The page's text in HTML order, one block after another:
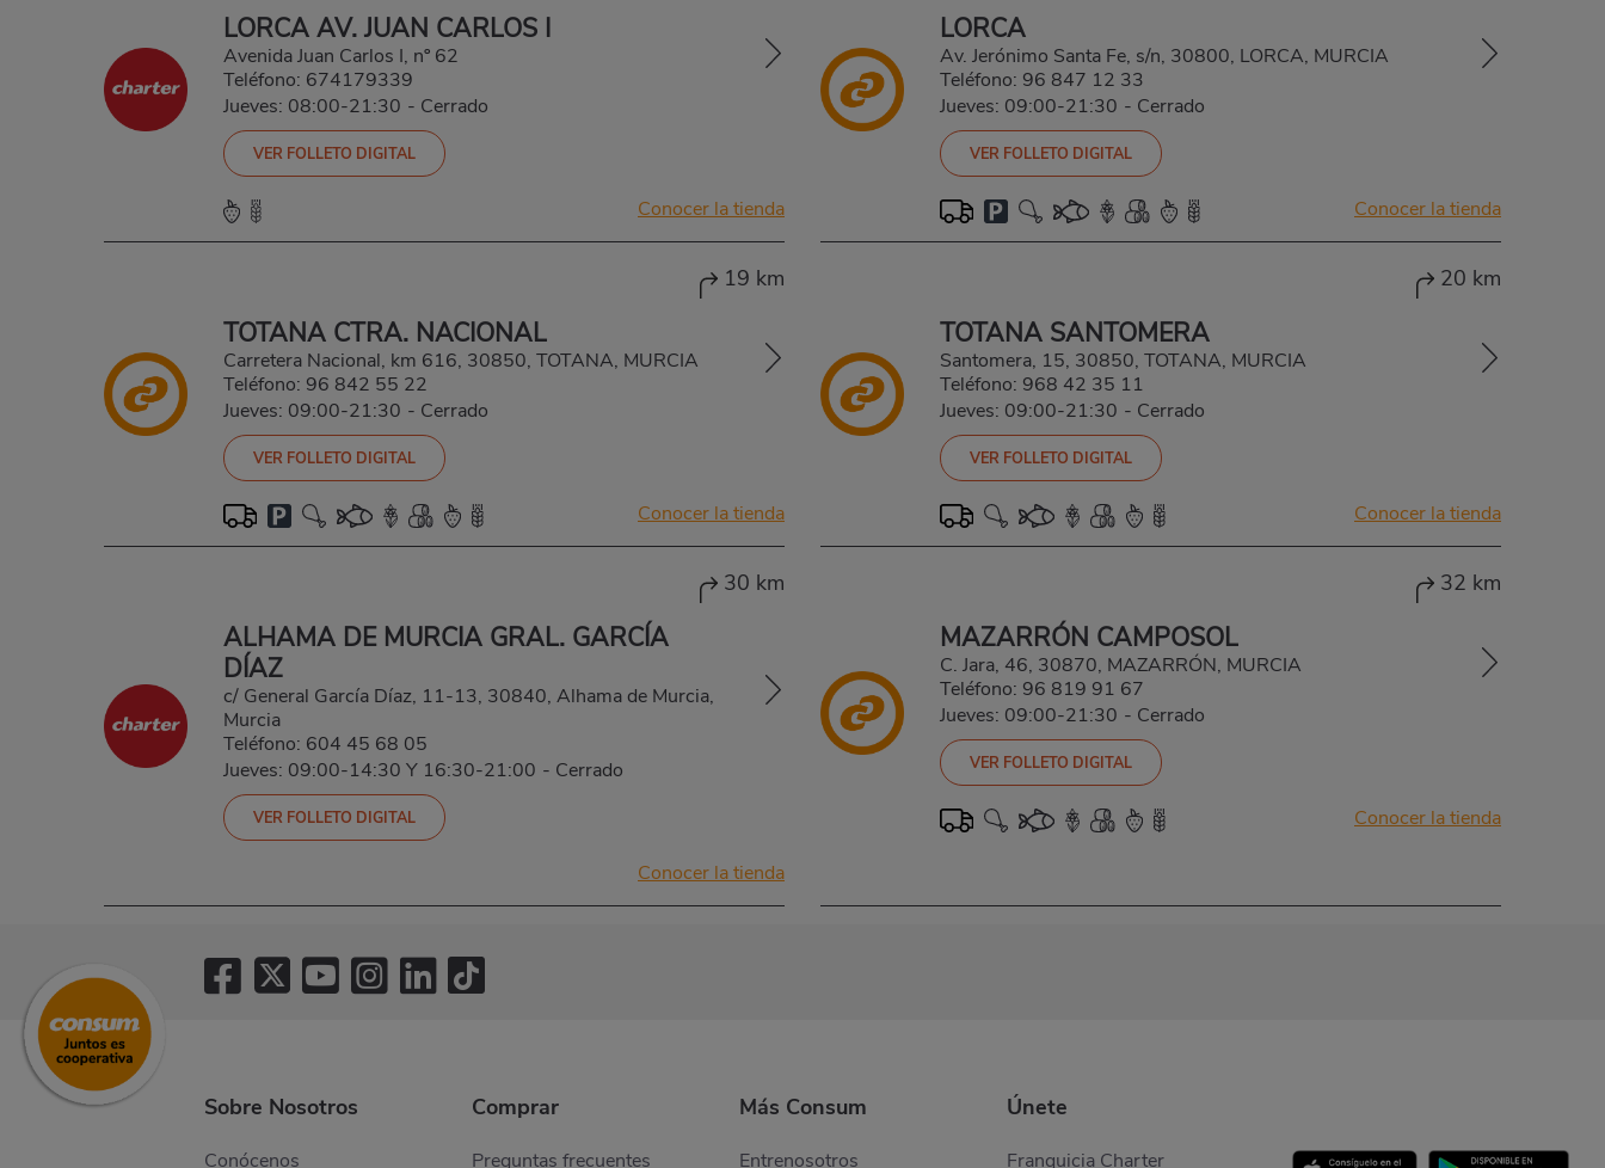
LORCA AV. JUAN CARLOS I
Avenida Juan Carlos I, nº 62
Teléfono: 674179339
Jueves: 08:00-21:30 - Cerrado
VER FOLLETO DIGITAL
Conocer la tienda
LORCA
Av. Jerónimo Santa Fe, s/n, 30800, LORCA, MURCIA
Teléfono: 96 847 12 33
Jueves: 09:00-21:30 - Cerrado
VER FOLLETO DIGITAL
Conocer la tienda
19 km
TOTANA CTRA. NACIONAL
Carretera Nacional, km 616, 30850, TOTANA, MURCIA
Teléfono: 96 842 55 22
Jueves: 09:00-21:30 - Cerrado
VER FOLLETO DIGITAL
Conocer la tienda
20 km
TOTANA SANTOMERA
Santomera, 15, 30850, TOTANA, MURCIA
Teléfono: 968 42 35 11
Jueves: 09:00-21:30 - Cerrado
VER FOLLETO DIGITAL
Conocer la tienda
30 km
ALHAMA DE MURCIA GRAL. GARCÍA
DÍAZ
c/ General García Díaz, 11-13, 30840, Alhama de Murcia,
Murcia
Teléfono: 604 45 68 05
Jueves: 09:00-14:30 Y 16:30-21:00 - Cerrado
VER FOLLETO DIGITAL
Conocer la tienda
32 km
MAZARRÓN CAMPOSOL
C. Jara, 46, 30870, MAZARRÓN, MURCIA
Teléfono: 96 819 91 67
Jueves: 09:00-21:30 - Cerrado
VER FOLLETO DIGITAL
Conocer la tienda
Sobre Nosotros
Conócenos
Comprar
Preguntas frecuentes
Más Consum
Entrenosotros
Únete
Franquicia Charter